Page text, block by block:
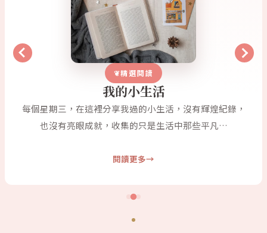
精選閱讀
我的小生活
每個星期三，在這裡分享我過的小生活，沒有輝煌紀錄，
也沒有亮眼成就，收集的只是生活中那些平凡…
閱讀更多